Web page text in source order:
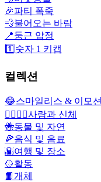
🎉파티 폭죽
💨불어오는 바람
📍둥근 압정
1️⃣ 숫자 1 키캡
컬렉션
😂스마일리스 & 이모션
👩‍❤️‍💋‍👨사람과 신체
🐝동물 및 자연
🍕음식 및 음료
🌇여행 및 장소
🥎활동
📙개체